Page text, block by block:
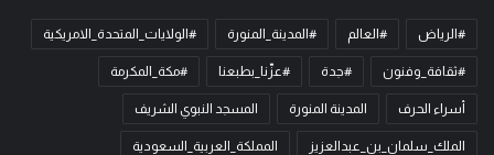
#الرياض #العالم #المدينة_المنورة #الولايات_المتحدة_الامريكية
#ثقافة_وفنون #جدة #عزّنا_بطبعنا #مكة_المكرمة
أسراء الحرف المدينة المنورة المسجد النبوي الشريف
الملك_سلمان_بن_عبدالعزيز المملكة_العربية_السعودية